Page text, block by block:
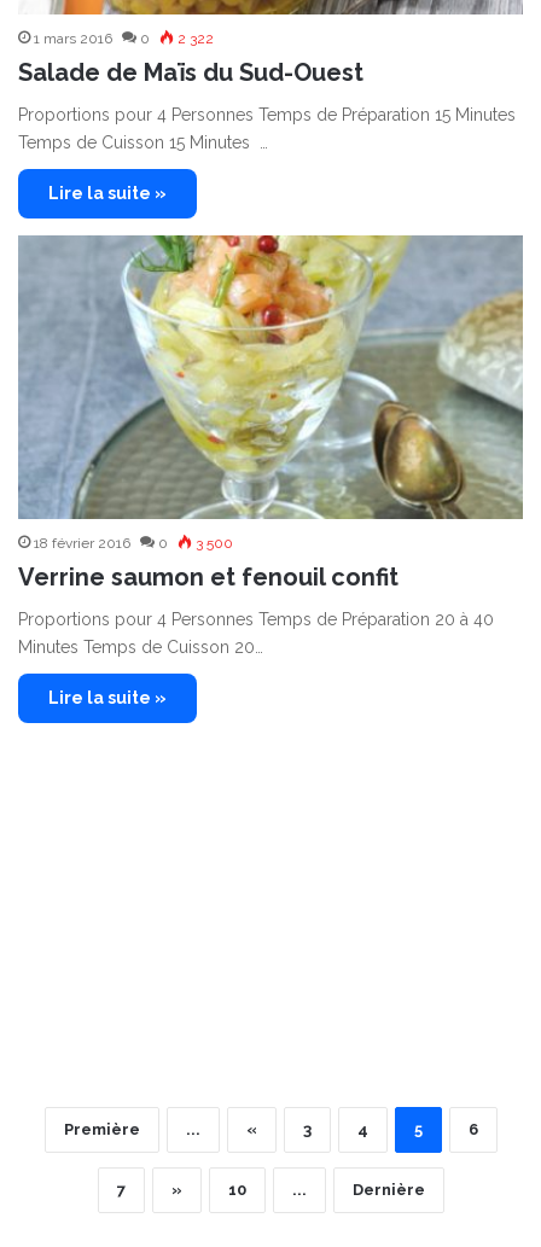
1 mars 2016 0 2 322
Salade de Maïs du Sud-Ouest
Proportions pour 4 Personnes Temps de Préparation 15 Minutes
Temps de Cuisson 15 Minutes …
Lire la suite »
18 février 2016 0 3 500
Verrine saumon et fenouil confit
Proportions pour 4 Personnes Temps de Préparation 20 à 40
Minutes Temps de Cuisson 20…
Lire la suite »
Première ... « 3 4 5 6
7 » 10 ... Dernière